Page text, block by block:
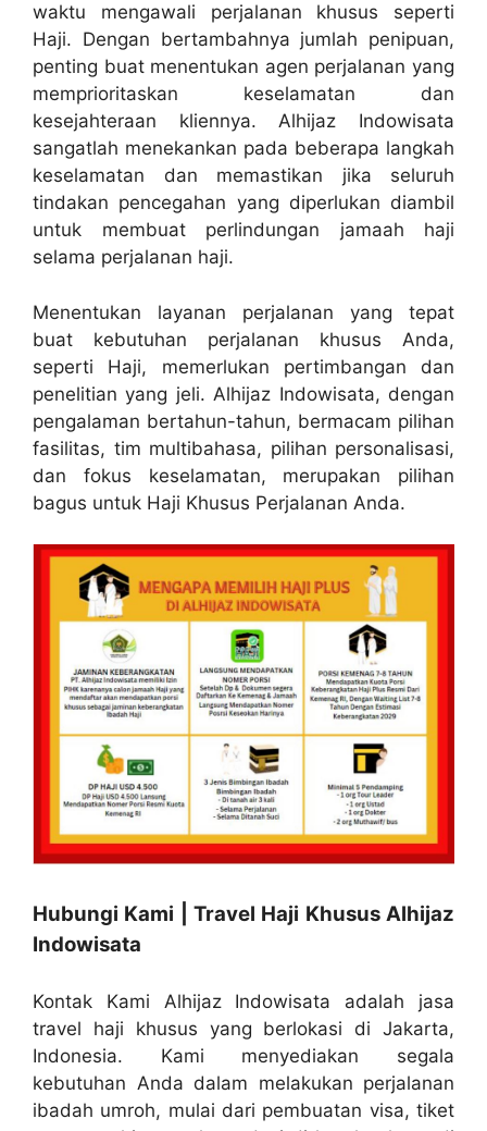
waktu mengawali perjalanan khusus seperti
Haji. Dengan bertambahnya jumlah penipuan,
penting buat menentukan agen perjalanan yang
memprioritaskan keselamatan dan
kesejahteraan kliennya. Alhijaz Indowisata
sangatlah menekankan pada beberapa langkah
keselamatan dan memastikan jika seluruh
tindakan pencegahan yang diperlukan diambil
untuk membuat perlindungan jamaah haji
selama perjalanan haji.
Menentukan layanan perjalanan yang tepat
buat kebutuhan perjalanan khusus Anda,
seperti Haji, memerlukan pertimbangan dan
penelitian yang jeli. Alhijaz Indowisata, dengan
pengalaman bertahun-tahun, bermacam pilihan
fasilitas, tim multibahasa, pilihan personalisasi,
dan fokus keselamatan, merupakan pilihan
bagus untuk Haji Khusus Perjalanan Anda.
Hubungi Kami | Travel Haji Khusus Alhijaz
Indowisata
Kontak Kami Alhijaz Indowisata adalah jasa
travel haji khusus yang berlokasi di Jakarta,
Indonesia. Kami menyediakan segala
kebutuhan Anda dalam melakukan perjalanan
ibadah umroh, mulai dari pembuatan visa, tiket